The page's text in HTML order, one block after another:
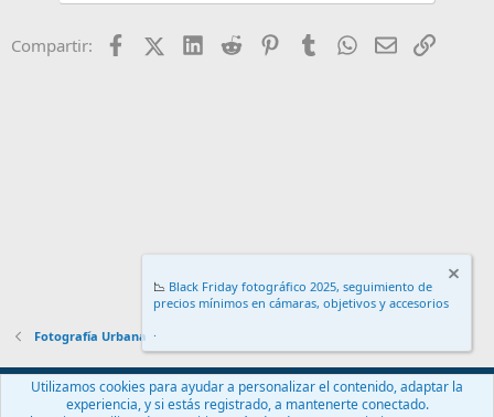
Compartir: FacebookX (Twitter)
LinkedIn
Reddit PinterestTumblr WhatsApp
EmailEnlace
Fotografía Urbana
Español (ES)
📉 Black Friday fotográfico 2025, seguimiento de
precios mínimos en cámaras, objetivos y accesorios
.
Utilizamos cookies para ayudar a personalizar el contenido, adaptar la
experiencia, y si estás registrado, a mantenerte conectado.